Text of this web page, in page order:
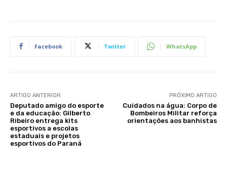
Facebook Twitter WhatsApp
ARTIGO ANTERIOR
Deputado amigo do esporte
e da educação: Gilberto
Ribeiro entrega kits
esportivos a escolas
estaduais e projetos
esportivos do Paraná
PRÓXIMO ARTIGO
Cuidados na água: Corpo de
Bombeiros Militar reforça
orientações aos banhistas